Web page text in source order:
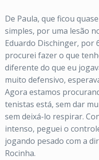
De Paula, que ficou
simples, por uma lesão
Eduardo Dischinger, por
procurei fazer o que
diferente do que eu
muito defensivo,
Agora estamos
tenistas está, sem dar
sem deixá-lo respirar.
intenso, peguei o
jogando pesado com a
Rocinha.